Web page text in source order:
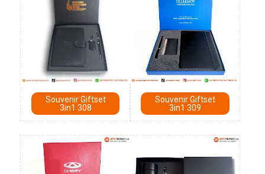
Souvenir Giftset
3in1 308
Souvenir Giftset
3in1 309